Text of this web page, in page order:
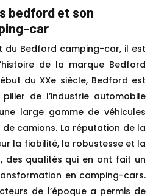
bedford et son
car
du Bedford camping-car, il est
de la marque Bedford
du XXe siècle, Bedford est
de l’industrie automobile
large gamme de véhicules
camions. La réputation de la
la fiabilité, la robustesse et la
des qualités qui en ont fait un
en camping-cars.
de l’époque a permis de